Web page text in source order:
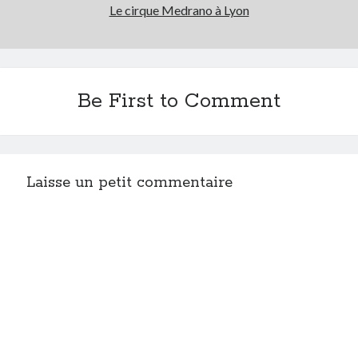
Le cirque Medrano à Lyon
Be First to Comment
Laisse un petit commentaire